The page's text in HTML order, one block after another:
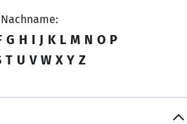
Nachname:
G H I J K L M N O P
T U V W X Y Z